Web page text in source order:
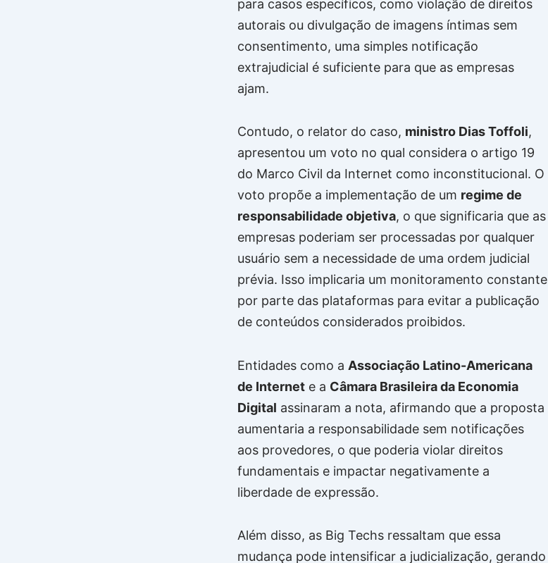
para casos específicos, como violação de direitos
autorais ou divulgação de imagens íntimas sem
consentimento, uma simples notificação
extrajudicial é suficiente para que as empresas
ajam.
Contudo, o relator do caso, ministro Dias Toffoli,
apresentou um voto no qual considera o artigo 19
do Marco Civil da Internet como inconstitucional. O
voto propõe a implementação de um regime de
responsabilidade objetiva, o que significaria que as
empresas poderiam ser processadas por qualquer
usuário sem a necessidade de uma ordem judicial
prévia. Isso implicaria um monitoramento constante
por parte das plataformas para evitar a publicação
de conteúdos considerados proibidos.
Entidades como a Associação Latino-Americana
de Internet e a Câmara Brasileira da Economia
Digital assinaram a nota, afirmando que a proposta
aumentaria a responsabilidade sem notificações
aos provedores, o que poderia violar direitos
fundamentais e impactar negativamente a
liberdade de expressão.
Além disso, as Big Techs ressaltam que essa
mudança pode intensificar a judicialização, gerando